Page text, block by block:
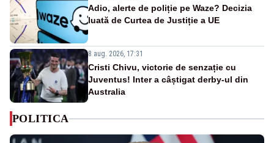
Adio, alerte de poliție pe Waze? Decizia
luată de Curtea de Justiție a UE
8 aug. 2026, 17:31
Cristi Chivu, victorie de senzație cu
Juventus! Inter a câștigat derby-ul din
Australia
POLITICA